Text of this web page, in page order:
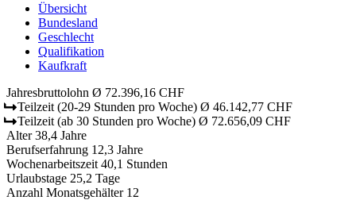
Übersicht
Bundesland
Geschlecht
Qualifikation
Kaufkraft
Jahresbruttolohn Ø 72.396,16 CHF
Teilzeit (20-29 Stunden pro Woche) Ø 46.142,77 CHF
Teilzeit (ab 30 Stunden pro Woche) Ø 72.656,09 CHF
Alter 38,4 Jahre
Berufserfahrung 12,3 Jahre
Wochenarbeitszeit 40,1 Stunden
Urlaubstage 25,2 Tage
Anzahl Monatsgehälter 12